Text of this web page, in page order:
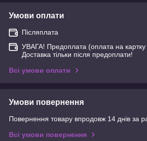
Умови оплати
Післяплата
УВАГА! Предоплата (оплата на картку
Доставка тільки після предоплати!
Всі умови оплати
Умови повернення
Повернення товару впродовж 14 днів за
Всі умови повернення